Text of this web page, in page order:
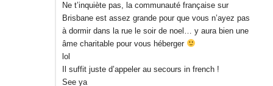
Ne t’inquiète pas, la communauté française sur
Brisbane est assez grande pour que vous n’ayez pas
à dormir dans la rue le soir de noel… y aura bien une
âme charitable pour vous héberger
lol
Il suffit juste d’appeler au secours in french !
See ya